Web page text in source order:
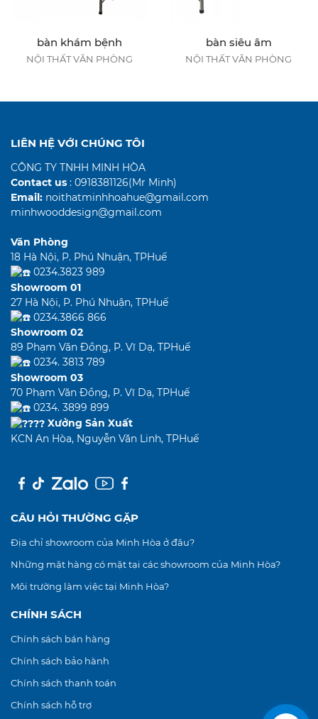
bàn khám bệnh
NỘI THẤT VĂN PHÒNG
bàn siêu âm
NỘI THẤT VĂN PHÒNG
LIÊN HỆ VỚI CHÚNG TÔI
CÔNG TY TNHH MINH HÒA
Contact us : 0918381126(Mr Minh)
Email: noithatminhhoahue@gmail.com
minhwooddesign@gmail.com
Văn Phòng
18 Hà Nội, P. Phú Nhuận, TPHuế
0234.3823 989
Showroom 01
27 Hà Nội, P. Phú Nhuận, TPHuế
0234.3866 866
Showroom 02
89 Phạm Văn Đồng, P. Vĩ Dạ, TPHuế
0234. 3813 789
Showroom 03
70 Phạm Văn Đồng, P. Vĩ Dạ, TPHuế
0234. 3899 899
Xưởng Sản Xuất
KCN An Hòa, Nguyễn Văn Linh, TPHuế
CÂU HỎI THƯỜNG GẶP
Địa chỉ showroom của Minh Hòa ở đâu?
Những mặt hàng có mặt tại các showroom của Minh Hòa?
Môi trường làm việc tại Minh Hòa?
CHÍNH SÁCH
Chính sách bán hàng
Chính sách bảo hành
Chính sách thanh toán
Chính sách hỗ trợ